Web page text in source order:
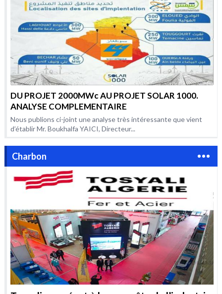
DU PROJET 2000MWc AU PROJET SOLAR 1000.
ANALYSE COMPLEMENTAIRE
Nous publions ci-joint une analyse très intéressante que vient
d’établir Mr. Boukhalfa YAICI, Directeur...
Charbon